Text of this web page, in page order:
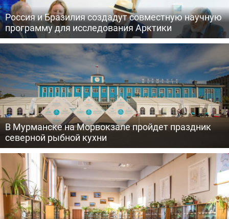
Россия и Бразилия создадут совместную научную
программу для исследования Арктики
В Мурманске на Морвокзале пройдет праздник
северной рыбной кухни